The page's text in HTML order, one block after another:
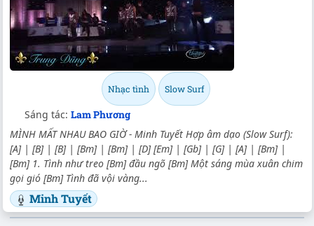
Nhạc tình Slow Surf
Sáng tác: Lam Phương
MÌNH MẤT NHAU BAO GIỜ - Minh Tuyết Hợp âm dạo (Slow Surf):
[A] | [B] | [B] | [Bm] | [Bm] | [D] [Em] | [Gb] | [G] | [A] | [Bm] |
[Bm] 1. Tình như treo [Bm] đầu ngõ [Bm] Một sáng mùa xuân chim
gọi gió [Bm] Tình đã vội vàng...
Minh Tuyết